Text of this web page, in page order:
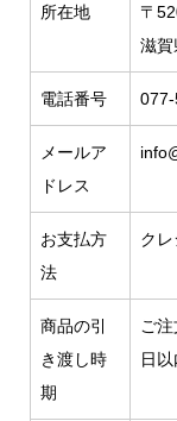
所在地
〒
滋賀
電話番号
メールア
ドレス
お支払方
法
ク
商品の引
き渡し時
期
ご
日